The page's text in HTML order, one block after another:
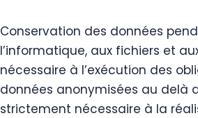
Conservation des données
l’informatique, aux fichiers et
nécessaire à l’exécution des
données anonymisées au delà
strictement nécessaire à la